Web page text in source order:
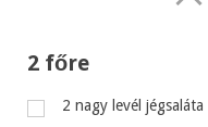
2 főre
2 nagy levél jégsaláta